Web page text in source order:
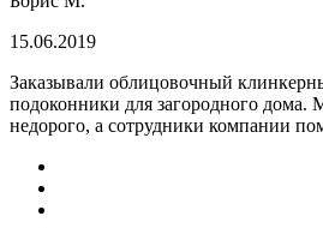
15.06.2019
Заказывали облицовочный
подоконники для загородного дома.
недорого, а сотрудники компании